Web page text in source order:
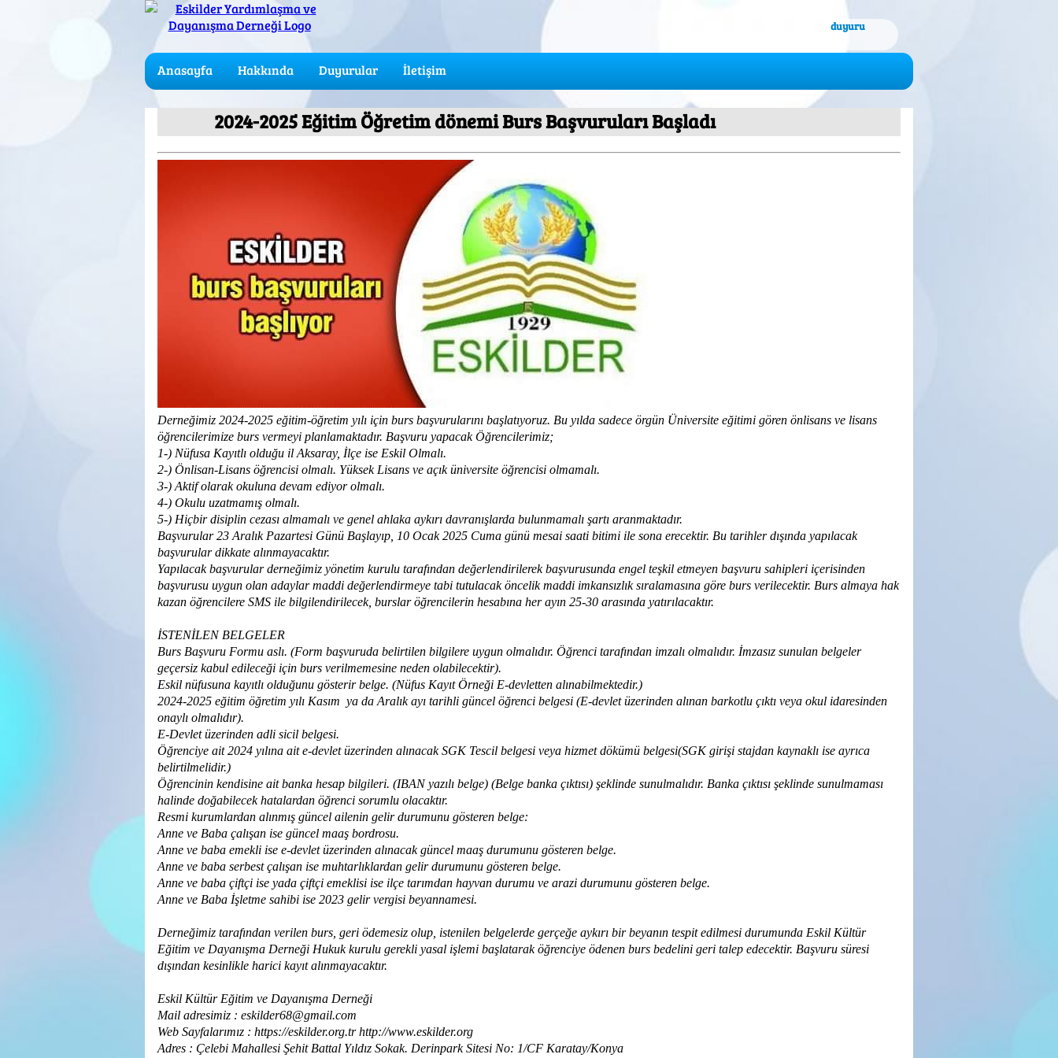
duyuru
Anasayfa Hakkında Duyurular İletişim
2024-2025 Eğitim Öğretim dönemi Burs Başvuruları Başladı
Derneğimiz 2024-2025 eğitim-öğretim yılı için burs başvurularını başlatıyoruz. Bu yılda sadece örgün Üniversite eğitimi gören önlisans ve lisans
öğrencilerimize burs vermeyi planlamaktadır. Başvuru yapacak Öğrencilerimiz;
1-) Nüfusa Kayıtlı olduğu il Aksaray, İlçe ise Eskil Olmalı.
2-) Önlisan-Lisans öğrencisi olmalı. Yüksek Lisans ve açık üniversite öğrencisi olmamalı.
3-) Aktif olarak okuluna devam ediyor olmalı.
4-) Okulu uzatmamış olmalı.
5-) Hiçbir disiplin cezası almamalı ve genel ahlaka aykırı davranışlarda bulunmamalı şartı aranmaktadır.
Başvurular 23 Aralık Pazartesi Günü Başlayıp, 10 Ocak 2025 Cuma günü mesai saati bitimi ile sona erecektir. Bu tarihler dışında yapılacak
başvurular dikkate alınmayacaktır.
Yapılacak başvurular derneğimiz yönetim kurulu tarafından değerlendirilerek başvurusunda engel teşkil etmeyen başvuru sahipleri içerisinden
başvurusu uygun olan adaylar maddi değerlendirmeye tabi tutulacak öncelik maddi imkansızlık sıralamasına göre burs verilecektir. Burs almaya hak
kazan öğrencilere SMS ile bilgilendirilecek, burslar öğrencilerin hesabına her ayın 25-30 arasında yatırılacaktır.
İSTENİLEN BELGELER
Burs Başvuru Formu aslı. (Form başvuruda belirtilen bilgilere uygun olmalıdır. Öğrenci tarafından imzalı olmalıdır. İmzasız sunulan belgeler
geçersiz kabul edileceği için burs verilmemesine neden olabilecektir).
Eskil nüfusuna kayıtlı olduğunu gösterir belge. (Nüfus Kayıt Örneği E-devletten alınabilmektedir.)
2024-2025 eğitim öğretim yılı Kasım ya da Aralık ayı tarihli güncel öğrenci belgesi (E-devlet üzerinden alınan barkotlu çıktı veya okul idaresinden
onaylı olmalıdır).
E-Devlet üzerinden adli sicil belgesi.
Öğrenciye ait 2024 yılına ait e-devlet üzerinden alınacak SGK Tescil belgesi veya hizmet dökümü belgesi(SGK girişi stajdan kaynaklı ise ayrıca
belirtilmelidir.)
Öğrencinin kendisine ait banka hesap bilgileri. (IBAN yazılı belge) (Belge banka çıktısı) şeklinde sunulmalıdır. Banka çıktısı şeklinde sunulmaması
halinde doğabilecek hatalardan öğrenci sorumlu olacaktır.
Resmi kurumlardan alınmış güncel ailenin gelir durumunu gösteren belge:
Anne ve Baba çalışan ise güncel maaş bordrosu.
Anne ve baba emekli ise e-devlet üzerinden alınacak güncel maaş durumunu gösteren belge.
Anne ve baba serbest çalışan ise muhtarlıklardan gelir durumunu gösteren belge.
Anne ve baba çiftçi ise yada çiftçi emeklisi ise ilçe tarımdan hayvan durumu ve arazi durumunu gösteren belge.
Anne ve Baba İşletme sahibi ise 2023 gelir vergisi beyannamesi.
Derneğimiz tarafından verilen burs, geri ödemesiz olup, istenilen belgelerde gerçeğe aykırı bir beyanın tespit edilmesi durumunda Eskil Kültür
Eğitim ve Dayanışma Derneği Hukuk kurulu gerekli yasal işlemi başlatarak öğrenciye ödenen burs bedelini geri talep edecektir. Başvuru süresi
dışından kesinlikle harici kayıt alınmayacaktır.
Eskil Kültür Eğitim ve Dayanışma Derneği
Mail adresimiz : eskilder68@gmail.com
Web Sayfalarımız : https://eskilder.org.tr http://www.eskilder.org
Adres : Çelebi Mahallesi Şehit Battal Yıldız Sokak. Derinpark Sitesi No: 1/CF Karatay/Konya